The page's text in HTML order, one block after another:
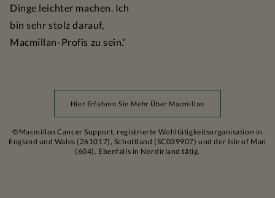
Dinge leichter machen. Ich
bin sehr stolz darauf,
Macmillan-Profis zu sein.“
Hier Erfahren Sie Mehr Über Macmillan
©Macmillan Cancer Support, registrierte Wohltätigkeitsorganisation in
England und Wales (261017), Schottland (SC039907) und der Isle of Man
(604). Ebenfalls in Nordirland tätig.